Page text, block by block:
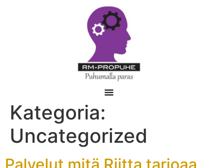
Kategoria:
Uncategorized